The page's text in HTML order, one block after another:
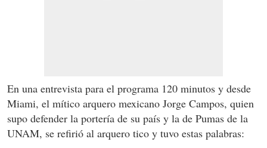
En una entrevista para el programa 120 minutos y desde
Miami, el mítico arquero mexicano Jorge Campos, quien
supo defender la portería de su país y la de Pumas de la
UNAM, se refirió al arquero tico y tuvo estas palabras: